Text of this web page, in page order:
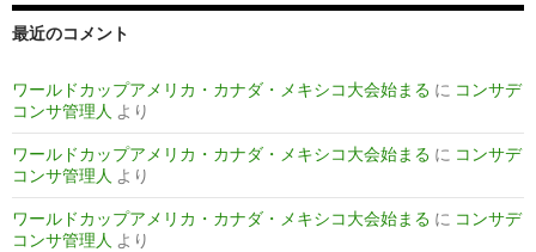
最近のコメント
ワールドカップアメリカ・カナダ・メキシコ大会始まる に コンサデ
コンサ管理人 より
ワールドカップアメリカ・カナダ・メキシコ大会始まる に コンサデ
コンサ管理人 より
ワールドカップアメリカ・カナダ・メキシコ大会始まる に コンサデ
コンサ管理人 より